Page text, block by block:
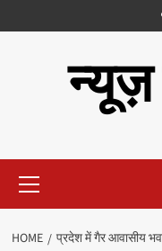
न्यूज़
HOME
प्रदेश में गैर आवासीय